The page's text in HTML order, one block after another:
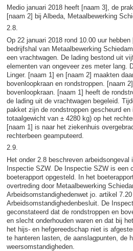
Medio januari 2018 heeft [naam 3], de
[naam 2] bij Albeda, Metaalbewerking
2.8.
Op 22 januari 2018 rond 10.00 uur
bedrijfshal van Metaalbewerking
een vrachtwagen. De lading bestond uit
elementen van ongeveer zes meter lang.
Linger. [naam 1] en [naam 2] maakten
bovenloopkraan en rondstroppen. [naam
bovenloopkraan. [naam 1] heeft de
de lading uit de vrachtwagen begeleid.
pakket zijn de rondstroppen gescheurd
totaalgewicht van ± 4280 kg) op het
[naam 1] is naar het ziekenhuis
rechterbeen geamputeerd.
2.9.
Het onder 2.8 beschreven
Inspectie SZW. De Inspectie SZW is een
boeterapport opgesteld. In het
overtreding door Metaalbewerking
Arbeidsomstandighedenwet jo. artikel 7.20
Arbeidsomstandighedenbesluit. De
geconstateerd dat de rondstroppen en
en slecht onderhouden waren en dat bij
het hijs- en hefgereedschap niet is
te hanteren lasten, de aanslagpunten, de
weersomstandigheden.